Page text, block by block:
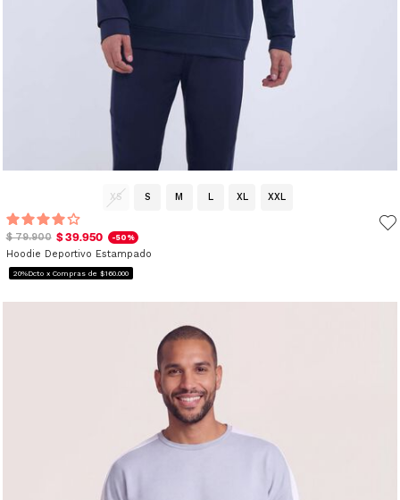
XS S M L XL XXL
$ 79.900 $ 39.950 -50%
Hoodie Deportivo Estampado
20%Dcto x Compras de $160.000